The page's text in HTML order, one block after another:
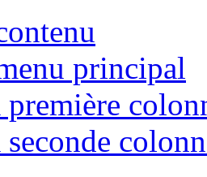
principal